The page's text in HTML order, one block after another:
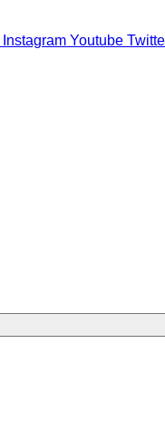
Instagram Youtube